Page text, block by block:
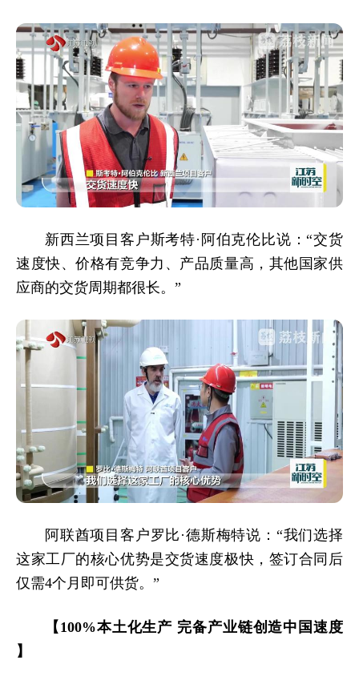
新西兰项目客户斯考特·阿伯克伦比说：“交货
速度快、价格有竞争力、产品质量高，其他国家供
应商的交货周期都很长。”
阿联酋项目客户罗比·德斯梅特说：“我们选择
这家工厂的核心优势是交货速度极快，签订合同后
仅需4个月即可供货。”
【100%本土化生产 完备产业链创造中国速度
】